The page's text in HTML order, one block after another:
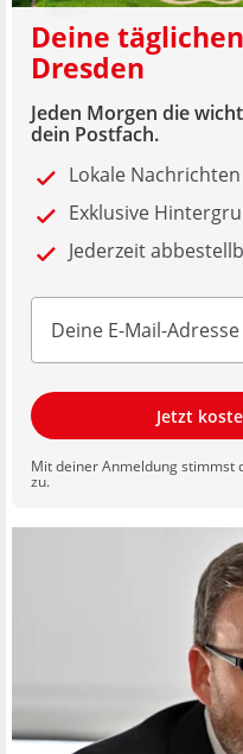
Deine
Dresden
Jeden Morgen die
dein Postfach.
Lokale
Exklusive
Jederzeit
Jetzt
Mit deiner Anmeldung stimmst
zu.